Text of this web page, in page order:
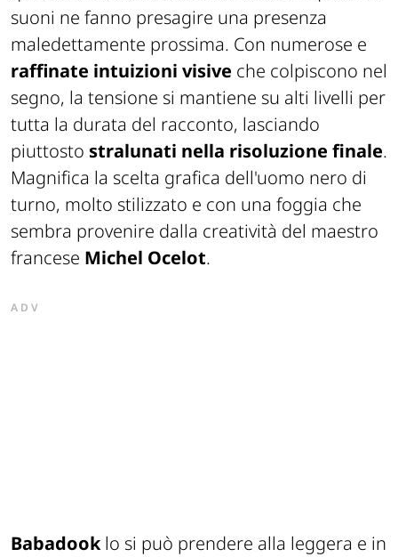
suoni ne fanno presagire una presenza
maledettamente prossima. Con numerose e
raffinate intuizioni visive che colpiscono nel
segno, la tensione si mantiene su alti livelli per
tutta la durata del racconto, lasciando
piuttosto stralunati nella risoluzione finale.
Magnifica la scelta grafica dell'uomo nero di
turno, molto stilizzato e con una foggia che
sembra provenire dalla creatività del maestro
francese Michel Ocelot.
ADV
Babadooklo si può prendere alla leggera e in